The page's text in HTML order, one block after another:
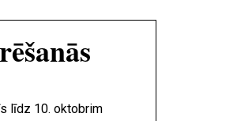
līdz 10. oktobrim